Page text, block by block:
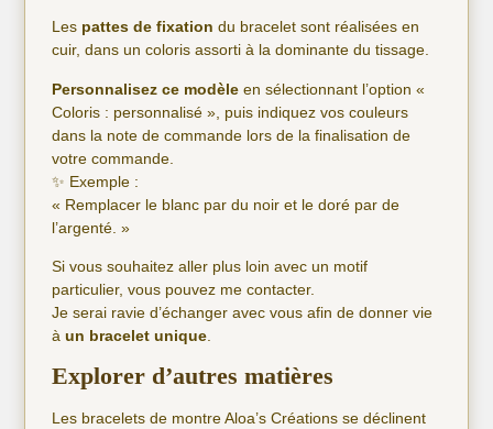
Les pattes de fixation du bracelet sont réalisées en
cuir, dans un coloris assorti à la dominante du tissage.
Personnalisez ce modèle en sélectionnant l’option «
Coloris : personnalisé », puis indiquez vos couleurs
dans la note de commande lors de la finalisation de
votre commande.
✨ Exemple :
« Remplacer le blanc par du noir et le doré par de
l’argenté. »
Si vous souhaitez aller plus loin avec un motif
particulier, vous pouvez me contacter.
Je serai ravie d’échanger avec vous afin de donner vie
àun bracelet unique
Explorer d’autres matières
Les bracelets de montre Aloa’s Créations se déclinent